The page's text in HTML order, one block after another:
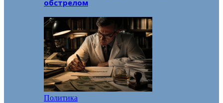
обстрелом
Политика